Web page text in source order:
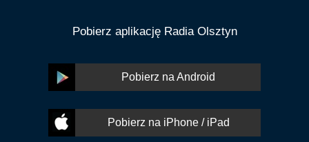
Pobierz aplikację Radia Olsztyn
Pobierz na Android
Pobierz na iPhone / iPad